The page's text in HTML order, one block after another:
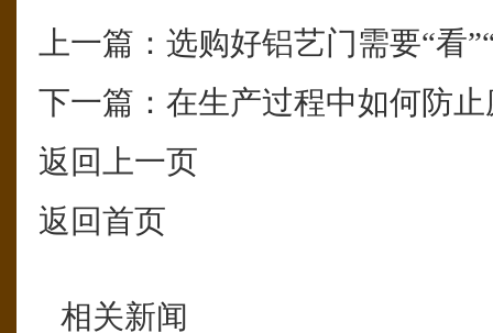
上一篇： 选购好铝艺门需要“看
下一篇： 在生产过程中如何防
返回上一页
返回首页
相关新闻